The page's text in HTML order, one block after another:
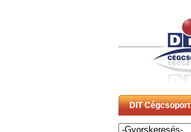
DIT Cégcsoport